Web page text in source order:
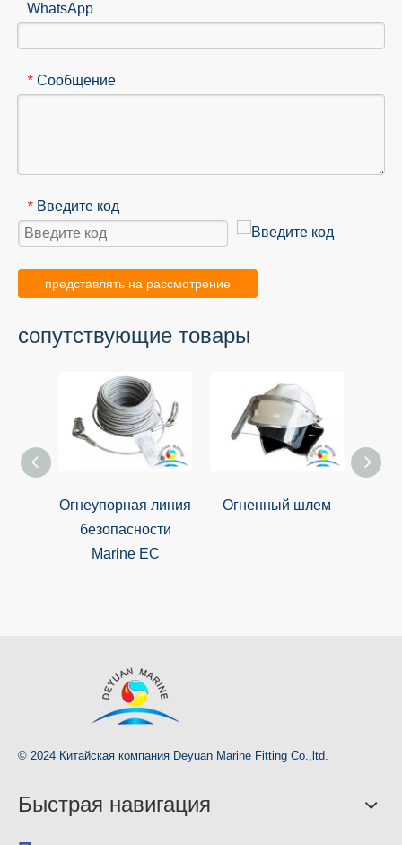
WhatsApp
* Сообщение
* Введите код
представлять на рассмотрение
сопутствующие товары
Огнеупорная линия
безопасности
Marine EC
Огненный шлем
© 2024 Китайская компания Deyuan Marine Fitting Co.,ltd.
Быстрая навигация